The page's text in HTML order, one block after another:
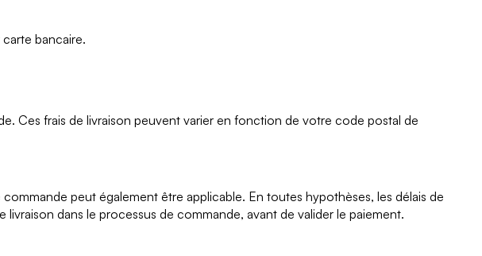
bancaire.
Ces frais de livraison peuvent varier en fonction de votre code postal de
peut également être applicable. En toutes hypothèses, les délais de
dans le processus de commande, avant de valider le paiement.